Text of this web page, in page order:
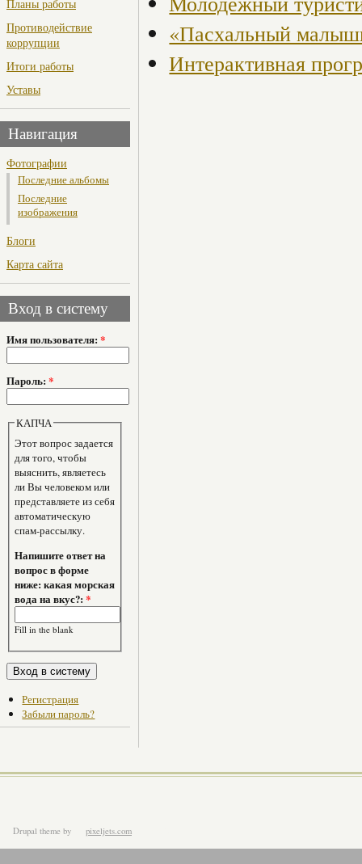
Планы работы
Противодействие
коррупции
Итоги работы
Уставы
Навигация
Фотографии
Последние альбомы
Последние
изображения
Блоги
Карта сайта
Вход в систему
Имя пользователя: *
Пароль: *
КАПЧА
Этот вопрос задается
для того, чтобы
выяснить, являетесь
ли Вы человеком или
представляете из себя
автоматическую
спам-рассылку.
Напишите ответ на
вопрос в форме
ниже: какая морская
вода на вкус?:*
Fill in the blank
Регистрация
Забыли пароль?
«Пасхальный
Интерактивная
Drupal theme by pixeljets.com